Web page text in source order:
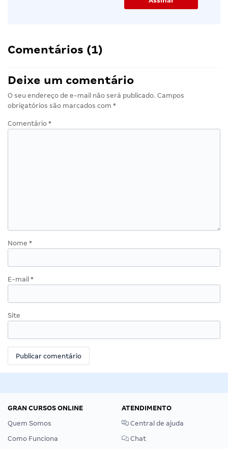
Comentários (1)
Deixe um comentário
O seu endereço de e-mail não será publicado. Campos
obrigatórios são marcados com *
Comentário *
Nome *
E-mail *
Site
GRAN CURSOS ONLINE
Quem Somos
Como Funciona
ATENDIMENTO
Central de ajuda
Chat